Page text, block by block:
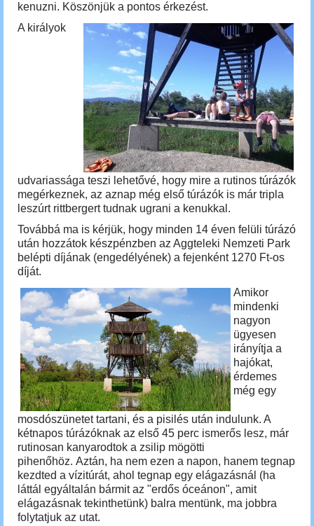
kenuzni. Köszönjük a pontos érkezést.
A királyok
udvariassága teszi lehetővé, hogy mire a rutinos túrázók
megérkeznek, az aznap még első túrázók is már tripla
leszúrt rittbergert tudnak ugrani a kenukkal.
Továbbá ma is kérjük, hogy minden 14 éven felüli túrázó
után hozzátok készpénzben az Aggteleki Nemzeti Park
belépti díjának (engedélyének) a fejenként 1270 Ft-os
díját.
Amikor
mindenki
nagyon
ügyesen
irányítja a
hajókat,
érdemes
még egy
mosdószünetet tartani, és a pisilés után indulunk. A
kétnapos túrázóknak az első 45 perc ismerős lesz, már
rutinosan kanyarodtok a zsilip mögötti
pihenőhöz. Aztán, ha nem ezen a napon, hanem tegnap
kezdted a vízitúrát, ahol tegnap egy elágazásnál (ha
láttál egyáltalán bármit az "erdős óceánon", amit
elágazásnak tekinthetünk) balra mentünk, ma jobbra
folytatjuk az utat.